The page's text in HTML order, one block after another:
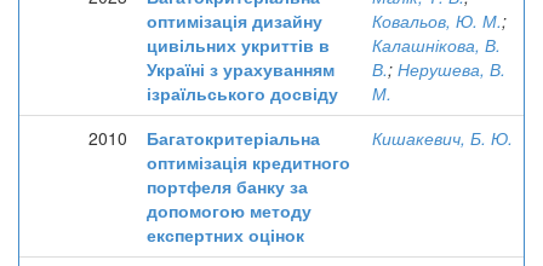
оптимізація дизайну
цивільних укриттів в
Україні з урахуванням
ізраїльського досвіду
Ковальов, Ю. М.;
Калашнікова, В.
В.; Нерушева, В.
М.
2010
Багатокритеріальна
оптимізація кредитного
портфеля банку за
допомогою методу
експертних оцінок
Кишакевич, Б. Ю.